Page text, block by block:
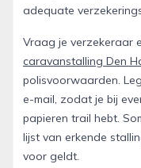
adequate
Vraag je verzekeraar
caravanstalling Den
polisvoorwaarden.
e-mail, zodat je bij
papieren trail hebt.
lijst van erkende
voor geldt.